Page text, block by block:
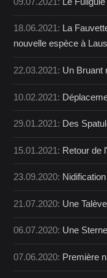
18.06.2021: La
nouvelle espèce à
22.03.2021: Un Bruant
10.02.2021:
29.01.2021: Des
15.01.2021: Retour de
23.09.2020:
21.07.2020: Une
06.07.2020: Une
07.06.2020: Première